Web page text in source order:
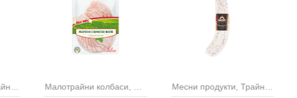
Малотрайни колбаси Месни продуктиМесни продукти, Трайни колбаси